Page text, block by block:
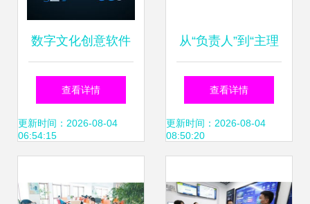
数字文化创意软件
开发 用数字与字母
拼出艺术之美
查看详情
更新时间：2026-08-04
06:54:15
从“负责人”到“主理
人” 两字之差看欧
亚数字文创软件教
查看详情
更新时间：2026-08-04
08:50:20